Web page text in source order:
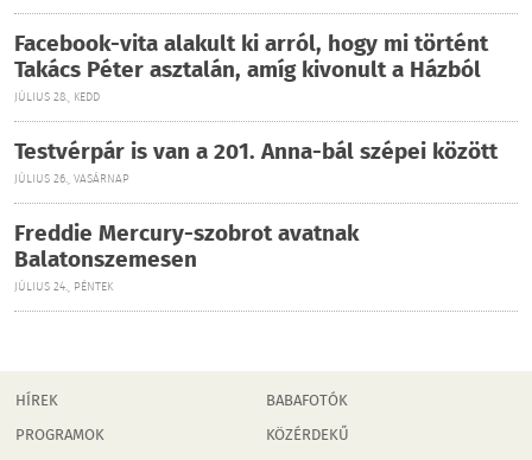
Facebook-vita alakult ki arról, hogy mi történt
Takács Péter asztalán, amíg kivonult a Házból
JÚLIUS 28., KEDD
Testvérpár is van a 201. Anna-bál szépei között
JÚLIUS 26., VASÁRNAP
Freddie Mercury-szobrot avatnak
Balatonszemesen
JÚLIUS 24., PÉNTEK
HÍREK
PROGRAMOK
BABAFOTÓK
KÖZÉRDEKŰ